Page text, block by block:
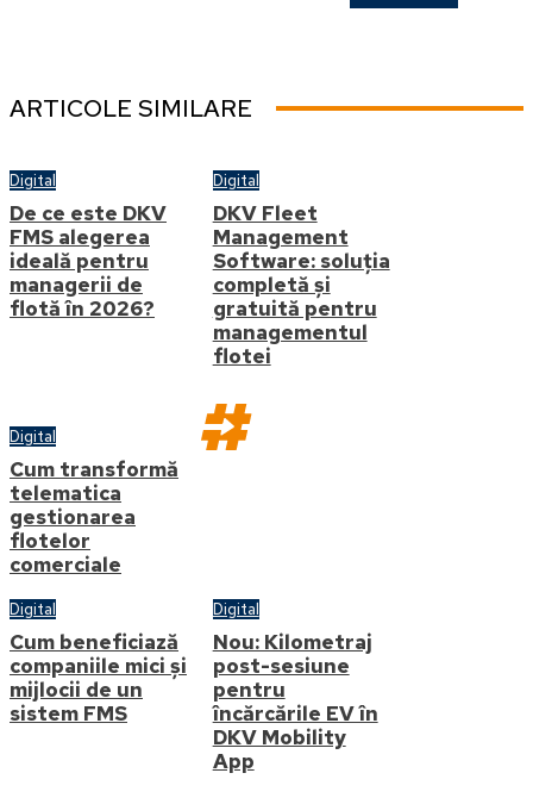
ARTICOLE SIMILARE
Digital
De ce este DKV
FMS alegerea
ideală pentru
managerii de
flotă în 2026?
Digital
DKV Fleet
Management
Software: soluția
completă și
gratuită pentru
managementul
flotei
Digital
Cum transformă
telematica
gestionarea
flotelor
comerciale
Digital
Cum beneficiază
companiile mici și
mijlocii de un
sistem FMS
Digital
Nou: Kilometraj
post-sesiune
pentru
încărcările EV în
DKV Mobility
App